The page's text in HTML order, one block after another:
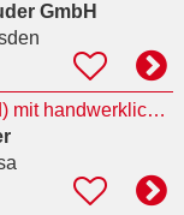
GmbH
Auslieferungsfahrer (m/w/d) mit handwerklichem Geschick gesucht 25-30h